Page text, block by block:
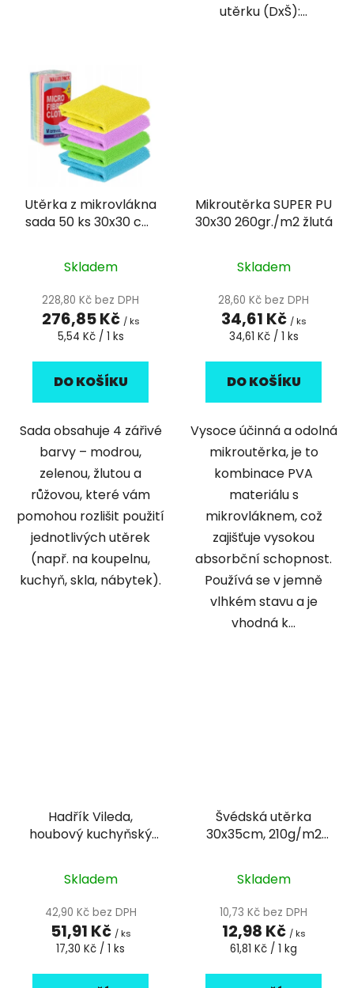
utěrku (DxŠ):...
Utěrka z mikrovlákna
sada 50 ks 30x30 cm,
Skladem
228,80 Kč bez DPH
276,85 Kč / ks
Měrná
5,54 Kč / 1 ks
DO KOŠÍKU
Sada obsahuje 4 zářivé
barvy – modrou,
zelenou, žlutou a
růžovou, které vám
pomohou rozlišit použití
jednotlivých utěrek
(např. na koupelnu,
kuchyň, skla, nábytek).
Mikroutěrka SUPER PU
30x30 260gr./m2 žlutá
Skladem
28,60 Kč bez DPH
34,61 Kč / ks
Měrná
34,61 Kč / 1 ks
DO KOŠÍKU
Vysoce účinná a odolná
mikroutěrka, je to
kombinace PVA
materiálu s
mikrovláknem, což
zajišťuje vysokou
absorbční schopnost.
Používá se v jemně
vlhkém stavu a je
vhodná k...
Hadřík Vileda,
houbový kuchyňský
Skladem
42,90 Kč bez DPH
51,91 Kč / ks
Měrná
17,30 Kč / 1 ks
Švédská utěrka
30x35cm, 210g/m2
Skladem
10,73 Kč bez DPH
12,98 Kč / ks
Měrná
61,81 Kč / 1 kg